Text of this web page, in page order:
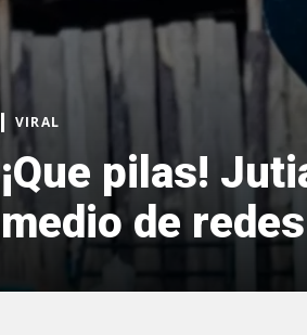
VIRAL
¡Que pilas!
medio de